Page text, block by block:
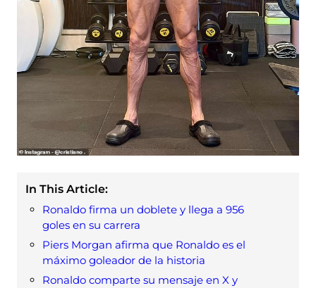
In This Article:
Ronaldo firma un doblete y llega a 956
goles en su carrera
Piers Morgan afirma que Ronaldo es el
máximo goleador de la historia
Ronaldo comparte su mensaje en X y